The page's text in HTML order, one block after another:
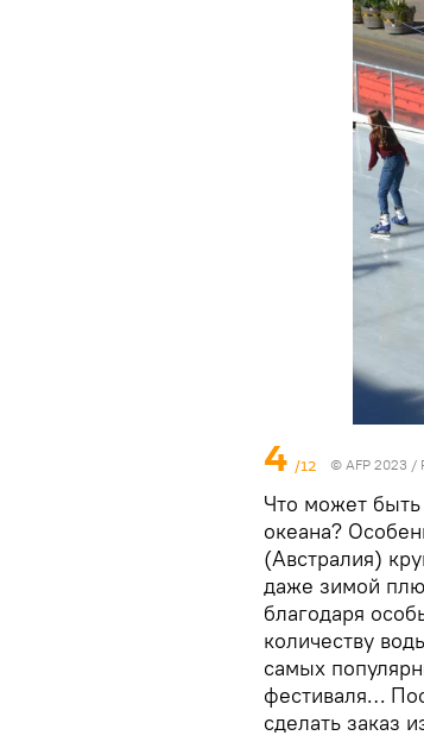
4 /12 © AFP 2023 /
Что может
океана?
(Австралия)
даже зимой
благодаря
количеству
самых
фестиваля…
сделать заказ